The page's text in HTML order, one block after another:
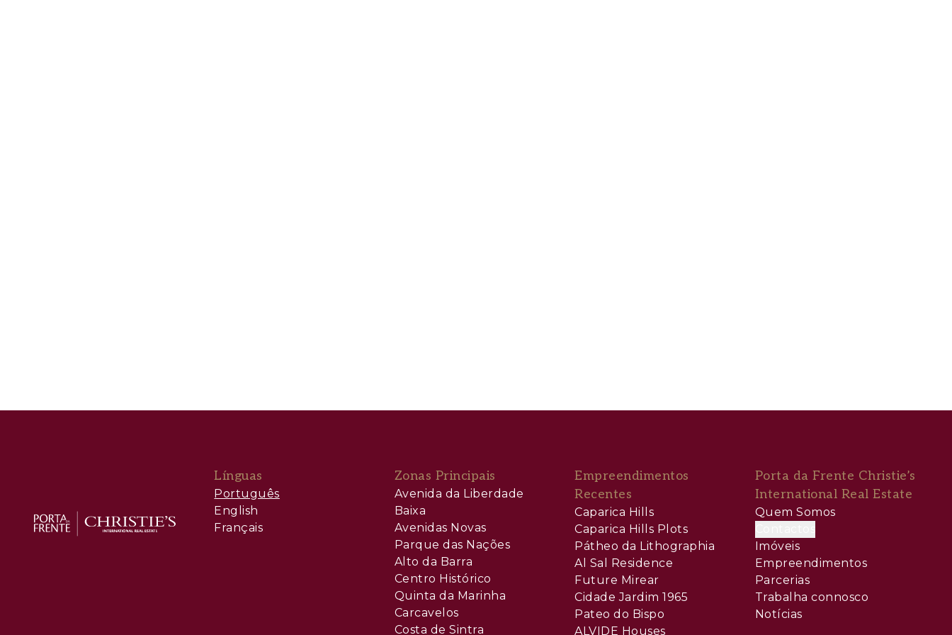
Línguas
Português
English
Français
Zonas Principais
Avenida da Liberdade
Baixa
Avenidas Novas
Parque das Nações
Alto da Barra
Centro Histórico
Quinta da Marinha
Carcavelos
Costa de Sintra
Empreendimentos
Recentes
Caparica Hills
Caparica Hills Plots
Pátheo da Lithographia
Al Sal Residence
Future Mirear
Cidade Jardim 1965
Pateo do Bispo
ALVIDE Houses
Porta da Frente Christie’s
International Real Estate
Quem Somos
Imóveis
Empreendimentos
Parcerias
Trabalha connosco
Notícias